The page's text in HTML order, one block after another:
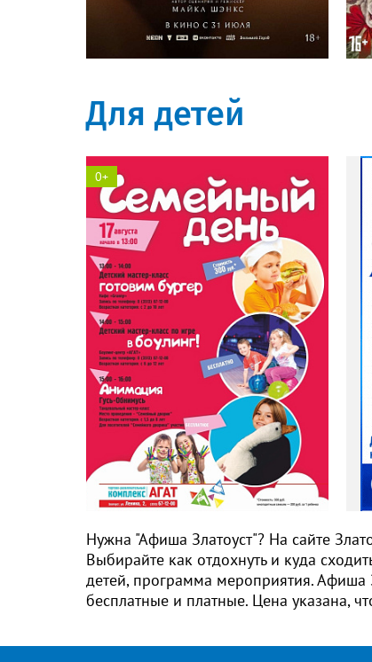
Для детей
0+
АГАТ торгово-
развлекательный комплекс
Нужна "Афиша Златоуст"? На сайте
Выбирайте как отдохнуть и куда
детей, программа мероприятия. Афиша
бесплатные и платные. Цена указана,